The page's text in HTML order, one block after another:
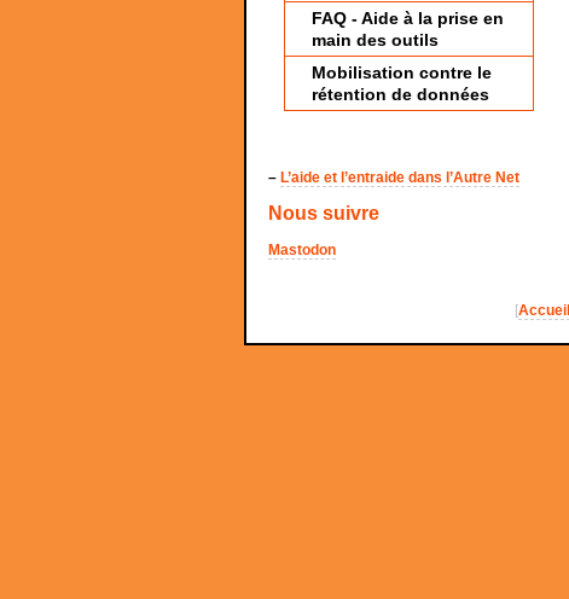
FAQ - Aide à la prise en
main des outils
Mobilisation contre le
rétention de données
– L’aide et l’entraide dans l’Autre Net
Nous suivre
Mastodon
[Accueil